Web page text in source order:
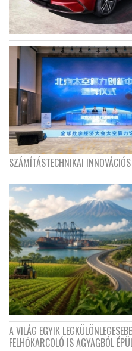
SZÁMÍTÁSTECHNIKAI
A VILÁG EGYIK
FELHŐKARCOLÓ IS AGYAGBÓL